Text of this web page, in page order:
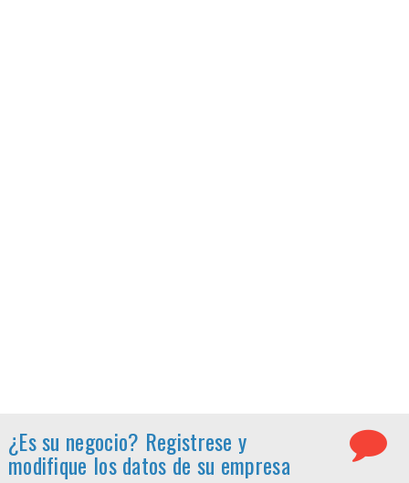
¿Es su negocio? Registrese y
modifique los datos de su empresa